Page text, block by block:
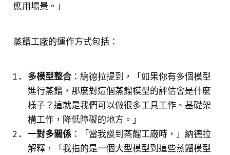
應用場景。」
蒸餾工廠的運作方式包括：
多模型整合：納德拉提到，「如果你有多個模型
進行蒸餾，那麼對這個蒸餾模型的評估會是什麼
樣子？這就是我們可以做很多工具工作、基礎架
構工作，降低障礙的地方。」
一對多關係：「當我談到蒸餾工廠時，」納德拉
解釋，「我指的是一個大型模型到這些蒸餾模型